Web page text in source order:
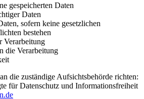
gespeicherten Daten
Daten
sofern keine gesetzlichen
bestehen
Verarbeitung
die Verarbeitung
die zuständige Aufsichtsbehörde richten:
für Datenschutz und Informationsfreiheit